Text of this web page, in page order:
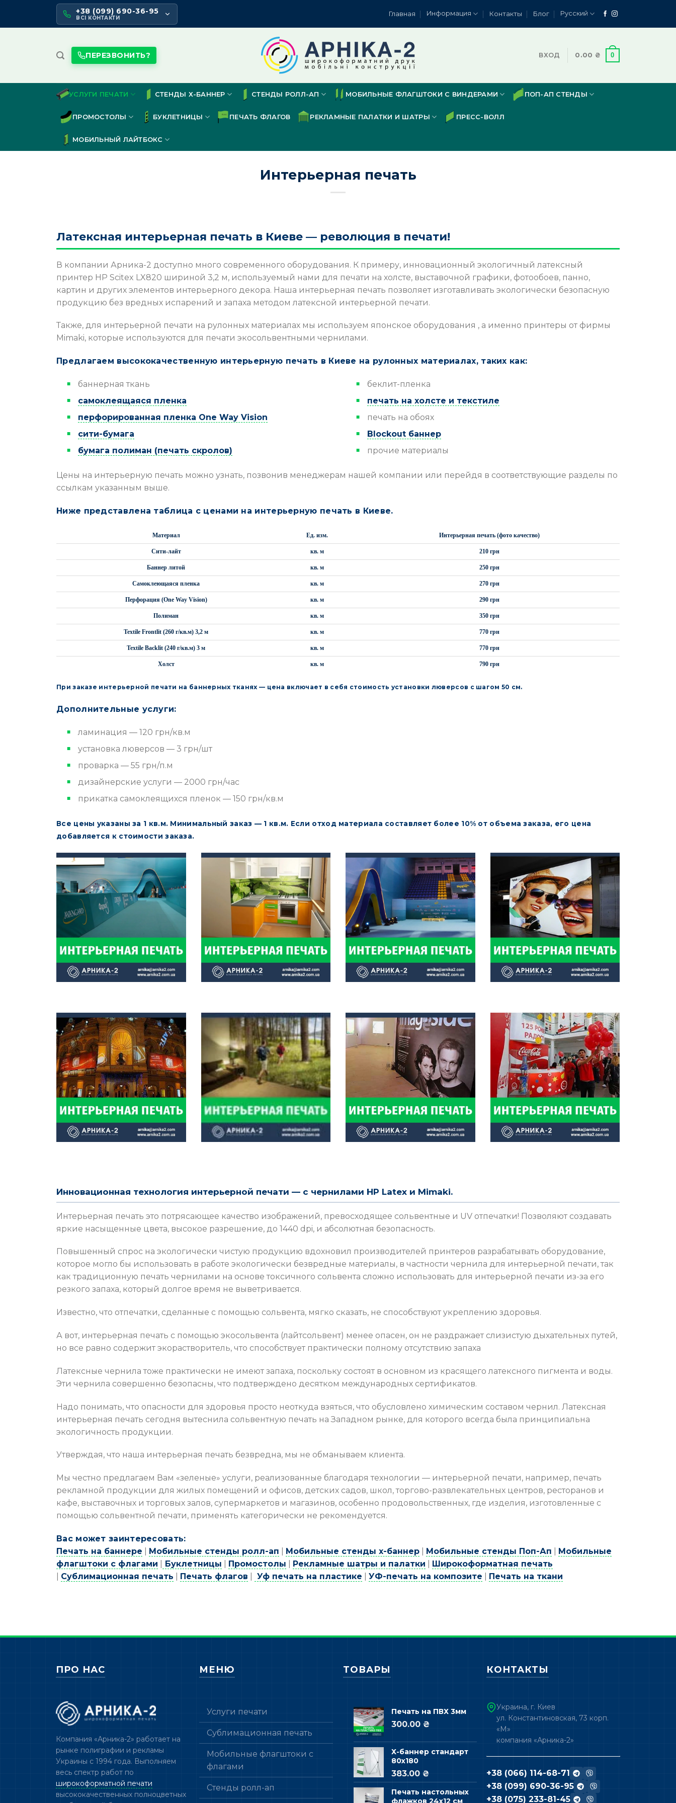
content
+38 (099) 690-36-95
ВСІ КОНТАКТИ
Главная Информация Контакты Блог Русский
ПЕРЕЗВОНИТЬ? ВХОД 0.00 ₴ 0
УСЛУГИ ПЕЧАТИ СТЕНДЫ Х-БАННЕР СТЕНДЫ РОЛЛ-АП МОБИЛЬНЫЕ ФЛАГШТОКИ С ВИНДЕРАМИ ПОП-АП СТЕНДЫ
ПРОМОСТОЛЫ БУКЛЕТНИЦЫ ПЕЧАТЬ ФЛАГОВ РЕКЛАМНЫЕ ПАЛАТКИ И ШАТРЫ ПРЕСС-ВОЛЛ
МОБИЛЬНЫЙ ЛАЙТБОКС
Интерьерная печать
Латексная интерьерная печать в Киеве — революция в печати!
В компании Арника-2 доступно много современного оборудования. К примеру, инновационный экологичный латексный
принтер HP Scitex LX820 шириной 3,2 м, используемый нами для печати на холсте, выставочной графики, фотообоев, панно,
картин и других элементов интерьерного декора. Наша интерьерная печать позволяет изготавливать экологически безопасную
продукцию без вредных испарений и запаха методом латексной интерьерной печати.
Также, для интерьерной печати на рулонных материалах мы используем японское оборудования , а именно принтеры от фирмы
Mimaki, которые используются для печати экосольвентными чернилами.
Предлагаем высококачественную интерьерную печать в Киеве на рулонных материалах, таких как:
баннерная ткань
самоклеящаяся пленка
перфорированная пленка One Way Vision
сити-бумага
бумага полиман (печать скролов)
беклит-пленка
печать на холсте и текстиле
печать на обоях
Blockout баннер
прочие материалы
Цены на интерьерную печать можно узнать, позвонив менеджерам нашей компании или перейдя в соответствующие разделы по
ссылкам указанным выше.
Ниже представлена таблица с ценами на интерьерную печать в Киеве.
Материал Ед. изм. Интерьерная печать (фото качество)
Сити-лайт кв. м 210 грн
Баннер литой кв. м 250 грн
Самоклеющаяся пленка кв. м 270 грн
Перфорация (One Way Vision) кв. м 290 грн
Полиман кв. м 350 грн
Textile Frontlit (260 г/кв.м) 3,2 м кв. м 770 грн
Textile Backlit (240 г/кв.м) 3 м кв. м 770 грн
Холст кв. м 790 грн
При заказе интерьерной печати на баннерных тканях — цена включает в себя стоимость установки люверсов с шагом 50 см.
Дополнительные услуги:
ламинация — 120 грн/кв.м
установка люверсов — 3 грн/шт
проварка — 55 грн/п.м
дизайнерские услуги — 2000 грн/час
прикатка самоклеящихся пленок — 150 грн/кв.м
Все цены указаны за 1 кв.м. Минимальный заказ — 1 кв.м. Если отход материала составляет более 10% от объема заказа, его цена
добавляется к стоимости заказа.
Инновационная технология интерьерной печати — с чернилами HP Latex и Mimaki.
Интерьерная печать это потрясающее качество изображений, превосходящее сольвентные и UV отпечатки! Позволяют создавать
яркие насыщенные цвета, высокое разрешение, до 1440 dpi, и абсолютная безопасность.
Повышенный спрос на экологически чистую продукцию вдохновил производителей принтеров разрабатывать оборудование,
которое могло бы использовать в работе экологически безвредные материалы, в частности чернила для интерьерной печати, так
как традиционную печать чернилами на основе токсичного сольвента сложно использовать для интерьерной печати из-за его
резкого запаха, который долгое время не выветривается.
Известно, что отпечатки, сделанные с помощью сольвента, мягко сказать, не способствуют укреплению здоровья.
А вот, интерьерная печать с помощью экосольвента (лайтсольвент) менее опасен, он не раздражает слизистую дыхательных путей,
но все равно содержит экорастворитель, что способствует практически полному отсутствию запаха
Латексные чернила тоже практически не имеют запаха, поскольку состоят в основном из красящего латексного пигмента и воды.
Эти чернила совершенно безопасны, что подтверждено десятком международных сертификатов.
Надо понимать, что опасности для здоровья просто неоткуда взяться, что обусловлено химическим составом чернил. Латексная
интерьерная печать сегодня вытеснила сольвентную печать на Западном рынке, для которого всегда была принципиальна
экологичность продукции.
Утверждая, что наша интерьерная печать безвредна, мы не обманываем клиента.
Мы честно предлагаем Вам «зеленые» услуги, реализованные благодаря технологии — интерьерной печати, например, печать
рекламной продукции для жилых помещений и офисов, детских садов, школ, торгово-развлекательных центров, ресторанов и
кафе, выставочных и торговых залов, супермаркетов и магазинов, особенно продовольственных, где изделия, изготовленные с
помощью сольвентной печати, применять категорически не рекомендуется.
Вас может заинтересовать:
Печать на баннере
Мобильные стенды ролл-ап Мобильные стенды х-баннер Мобильные стенды Поп-Ап
Мобильные
флагштоки с флагами
Буклетницы Промостолы Рекламные шатры и палатки
Широкоформатная печать
Сублимационная печать Печать флагов Уф печать на пластике УФ-печать на композите Печать на ткани
ПРО НАС
Компания «Арника-2» работает на
рынке полиграфии и рекламы
Украины с 1994 года. Выполняем
весь спектр работ по
широкоформатной печати
высококачественных полноцветных
МЕНЮ
Услуги печати
Сублимационная печать
Мобильные флагштоки с
флагами
Стенды ролл-ап
ТОВАРЫ
Печать на ПВХ 3мм
300.00 ₴
Х-баннер стандарт
80х180
383.00 ₴
Печать настольных
флажков 24х12 см
КОНТАКТЫ
Украина, г. Киев
ул. Константиновская, 73 корп.
«М»
компания «Арника-2»
+38 (066) 114-68-71
+38 (099) 690-36-95
+38 (075) 233-81-45